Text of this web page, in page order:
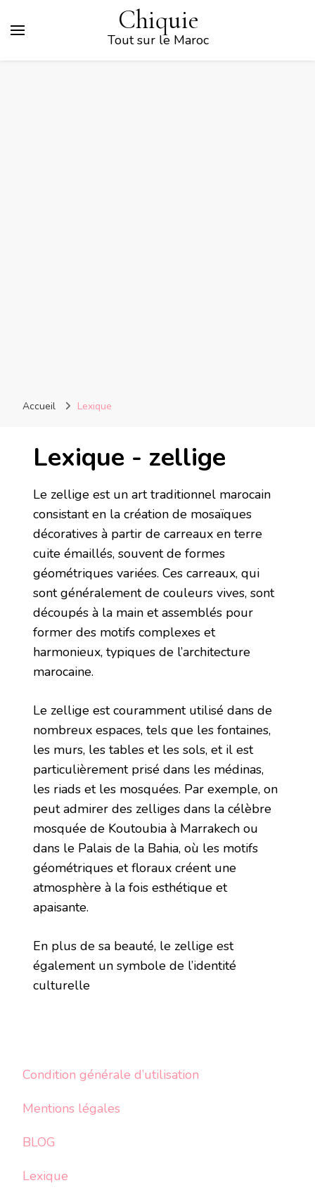
Chiquie
Tout sur le Maroc
Accueil Lexique
Lexique - zellige
Le zellige est un art traditionnel marocain
consistant en la création de mosaïques
décoratives à partir de carreaux en terre
cuite émaillés, souvent de formes
géométriques variées. Ces carreaux, qui
sont généralement de couleurs vives, sont
découpés à la main et assemblés pour
former des motifs complexes et
harmonieux, typiques de l’architecture
marocaine.
Le zellige est couramment utilisé dans de
nombreux espaces, tels que les fontaines,
les murs, les tables et les sols, et il est
particulièrement prisé dans les médinas,
les riads et les mosquées. Par exemple, on
peut admirer des zelliges dans la célèbre
mosquée de Koutoubia à Marrakech ou
dans le Palais de la Bahia, où les motifs
géométriques et floraux créent une
atmosphère à la fois esthétique et
apaisante.
En plus de sa beauté, le zellige est
également un symbole de l’identité
culturelle
Condition générale d’utilisation
Mentions légales
BLOG
Lexique